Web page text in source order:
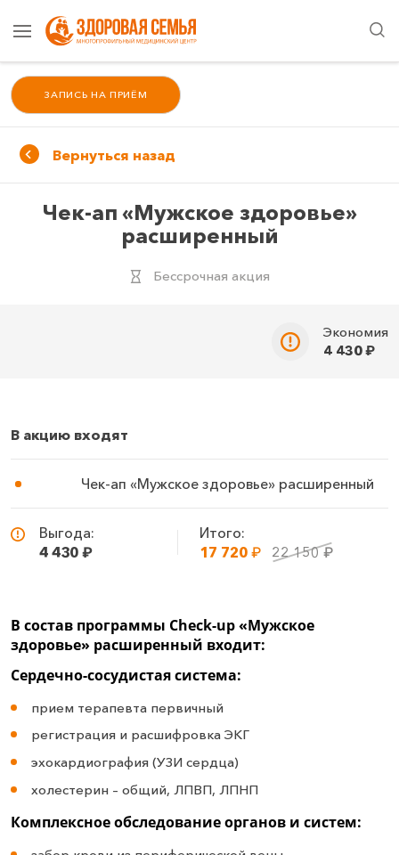
ЗАПИСЬ НА ПРИЁМ
Вернуться назад
Чек-ап «Мужское здоровье»
расширенный
экономия
4 430₽
Бессрочная акция
Чек-ап «Мужское здоровье» расширенный
Выгода:
4 430 ₽
Итого:
17 720 ₽ 22 150₽
В акцию входят
В состав программы Check-up «Мужское
здоровье» расширенный входит:
Сердечно-сосудистая система:
прием терапевта первичный
регистрация и расшифровка ЭКГ
эхокардиография (УЗИ сердца)
холестерин – общий, ЛПВП, ЛПНП
Комплексное обследование органов и систем: